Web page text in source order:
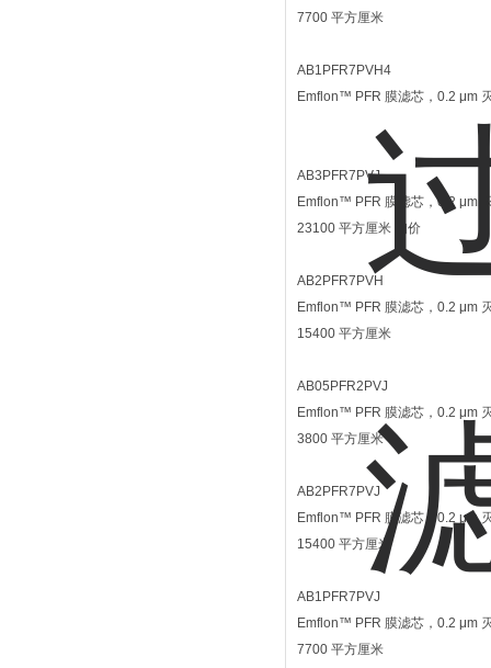
7700 平方厘米
AB1PFR7PVH4
Emflon™ PFR 膜滤芯，0.2 μm
AB3PFR7PVJ
Emflon™ PFR 膜滤芯，0.2 μm
23100 平方厘米 询价
AB2PFR7PVH
Emflon™ PFR 膜滤芯，0.2 μm
15400 平方厘米
AB05PFR2PVJ
Emflon™ PFR 膜滤芯，0.2 μm
3800 平方厘米
AB2PFR7PVJ
Emflon™ PFR 膜滤芯，0.2 μm
15400 平方厘米
AB1PFR7PVJ
Emflon™ PFR 膜滤芯，0.2 μm
7700 平方厘米